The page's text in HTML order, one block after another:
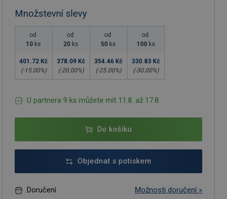
Množstevní slevy
od
10 ks
401.72 Kč
(-15.00%)
od
20 ks
378.09 Kč
(-20.00%)
od
50 ks
354.46 Kč
(-25.00%)
od
100 ks
330.83 Kč
(-30.00%)
U partnera 9 ks můžete mít 11.8. až 17.8.
Do košíku
Objednat s potiskem
Doručení
Možnosti doručení »